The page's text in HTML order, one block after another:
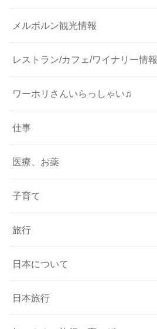
メルボルン観光情報
レストラン/カフェ/ワイナリー情報
ワーホリさんいらっしゃい♫
仕事
医療、お薬
子育て
旅行
日本について
日本旅行